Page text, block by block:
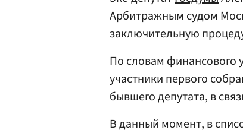
Арбитражным судом
заключительную
По словам финансового
участники первого
бывшего депутата, в
В данный момент, в